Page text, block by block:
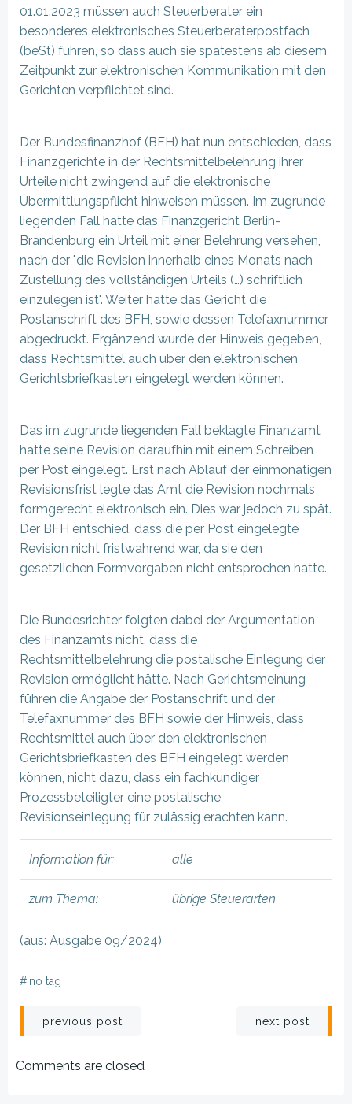
01.01.2023 müssen auch Steuerberater ein
besonderes elektronisches Steuerberaterpostfach
(beSt) führen, so dass auch sie spätestens ab diesem
Zeitpunkt zur elektronischen Kommunikation mit den
Gerichten verpflichtet sind.
Der Bundesfinanzhof (BFH) hat nun entschieden, dass
Finanzgerichte in der Rechtsmittelbelehrung ihrer
Urteile nicht zwingend auf die elektronische
Übermittlungspflicht hinweisen müssen. Im zugrunde
liegenden Fall hatte das Finanzgericht Berlin-
Brandenburg ein Urteil mit einer Belehrung versehen,
nach der "die Revision innerhalb eines Monats nach
Zustellung des vollständigen Urteils (…) schriftlich
einzulegen ist". Weiter hatte das Gericht die
Postanschrift des BFH, sowie dessen Telefaxnummer
abgedruckt. Ergänzend wurde der Hinweis gegeben,
dass Rechtsmittel auch über den elektronischen
Gerichtsbriefkasten eingelegt werden können.
Das im zugrunde liegenden Fall beklagte Finanzamt
hatte seine Revision daraufhin mit einem Schreiben
per Post eingelegt. Erst nach Ablauf der einmonatigen
Revisionsfrist legte das Amt die Revision nochmals
formgerecht elektronisch ein. Dies war jedoch zu spät.
Der BFH entschied, dass die per Post eingelegte
Revision nicht fristwahrend war, da sie den
gesetzlichen Formvorgaben nicht entsprochen hatte.
Die Bundesrichter folgten dabei der Argumentation
des Finanzamts nicht, dass die
Rechtsmittelbelehrung die postalische Einlegung der
Revision ermöglicht hätte. Nach Gerichtsmeinung
führen die Angabe der Postanschrift und der
Telefaxnummer des BFH sowie der Hinweis, dass
Rechtsmittel auch über den elektronischen
Gerichtsbriefkasten des BFH eingelegt werden
können, nicht dazu, dass ein fachkundiger
Prozessbeteiligter eine postalische
Revisionseinlegung für zulässig erachten kann.
Information für: alle
zum Thema: übrige Steuerarten
(aus: Ausgabe 09/2024)
# no tag
Beitragsnavigation
previous post next post
Comments are closed